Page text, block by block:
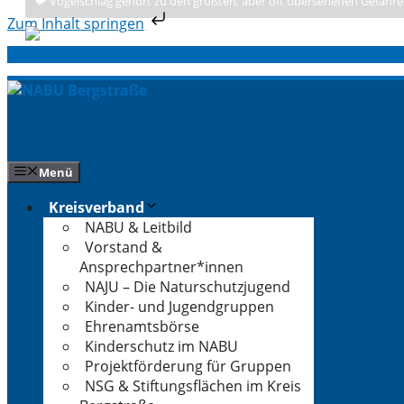
Zum Inhalt springen
Zum
Inhalt
springen
Menü
Kreisverband
NABU & Leitbild
Vorstand &
Ansprechpartner*innen
NAJU – Die Naturschutzjugend
Kinder- und Jugendgruppen
Ehrenamtsbörse
Kinderschutz im NABU
Projektförderung für Gruppen
NSG & Stiftungsflächen im Kreis